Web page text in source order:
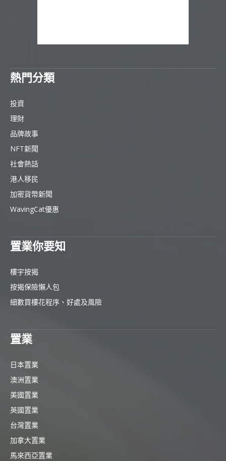
熱門分類
投資
理財
品牌故事
NFT新聞
社會熱話
港人移民
加密貨幣新聞
WavingCat優惠
置業你要知
樓宇按揭
按揭保險懶人包
細數買樓花程序、好處及風險
置業
日本置業
澳洲置業
美國置業
英國置業
台灣置業
加拿大置業
馬來西亞置業